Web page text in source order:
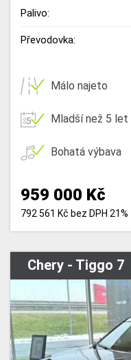
Palivo:
Převodovka:
Málo najeto
Mladší než 5 let
Bohatá výbava
959 000 Kč
792 561 Kč bez DPH 21%
Chery - Tiggo 7